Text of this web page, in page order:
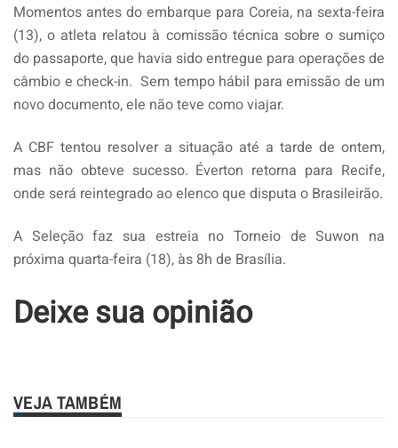
Momentos antes do embarque para Coreia, na sexta-feira
(13), o atleta relatou à comissão técnica sobre o sumiço
do passaporte, que havia sido entregue para operações de
câmbio e check-in. Sem tempo hábil para emissão de um
novo documento, ele não teve como viajar.
A CBF tentou resolver a situação até a tarde de ontem,
mas não obteve sucesso. Éverton retorna para Recife,
onde será reintegrado ao elenco que disputa o Brasileirão.
A Seleção faz sua estreia no Torneio de Suwon na
próxima quarta-feira (18), às 8h de Brasília.
Deixe sua opinião
VEJA TAMBÉM